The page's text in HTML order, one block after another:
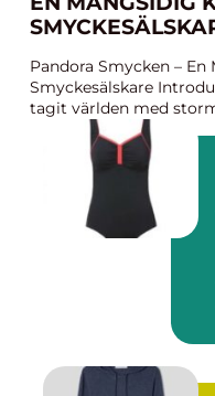
Pandora Smycken –
Smyckesälskare
tagit världen med